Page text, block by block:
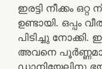
ഇരട്ടി നീക്കം
ഉണ്ടായി. ഒപ്പം
പിടിച്ചു
അവനെ
ഡാനിയേലിനു